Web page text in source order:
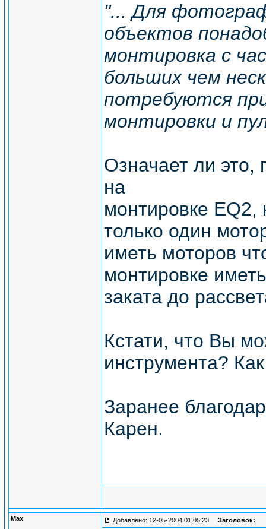
"... Для
объектов
монтировка с
больших чем
потребуются
монтировки и
Означает ли это,
на
монтировке EQ2,
только один
иметь моторов
монтировке
заката до
Кстати, что Вы
инструмента?
Заранее
Карен.
Max Добавлено: 12-05-2004 01:05:23 Заголовок: